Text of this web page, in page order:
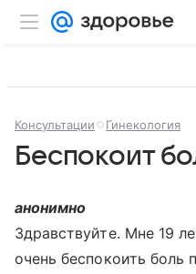
Консультации Гинекология
Беспокоит
анонимно
Здравствуйте. Мне 19
очень беспокоить боль